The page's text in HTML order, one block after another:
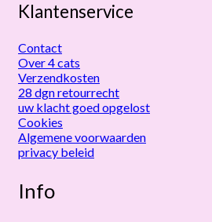
Klantenservice
Contact
Over 4 cats
Verzendkosten
28 dgn retourrecht
uw klacht goed opgelost
Cookies
Algemene voorwaarden
privacy beleid
Info